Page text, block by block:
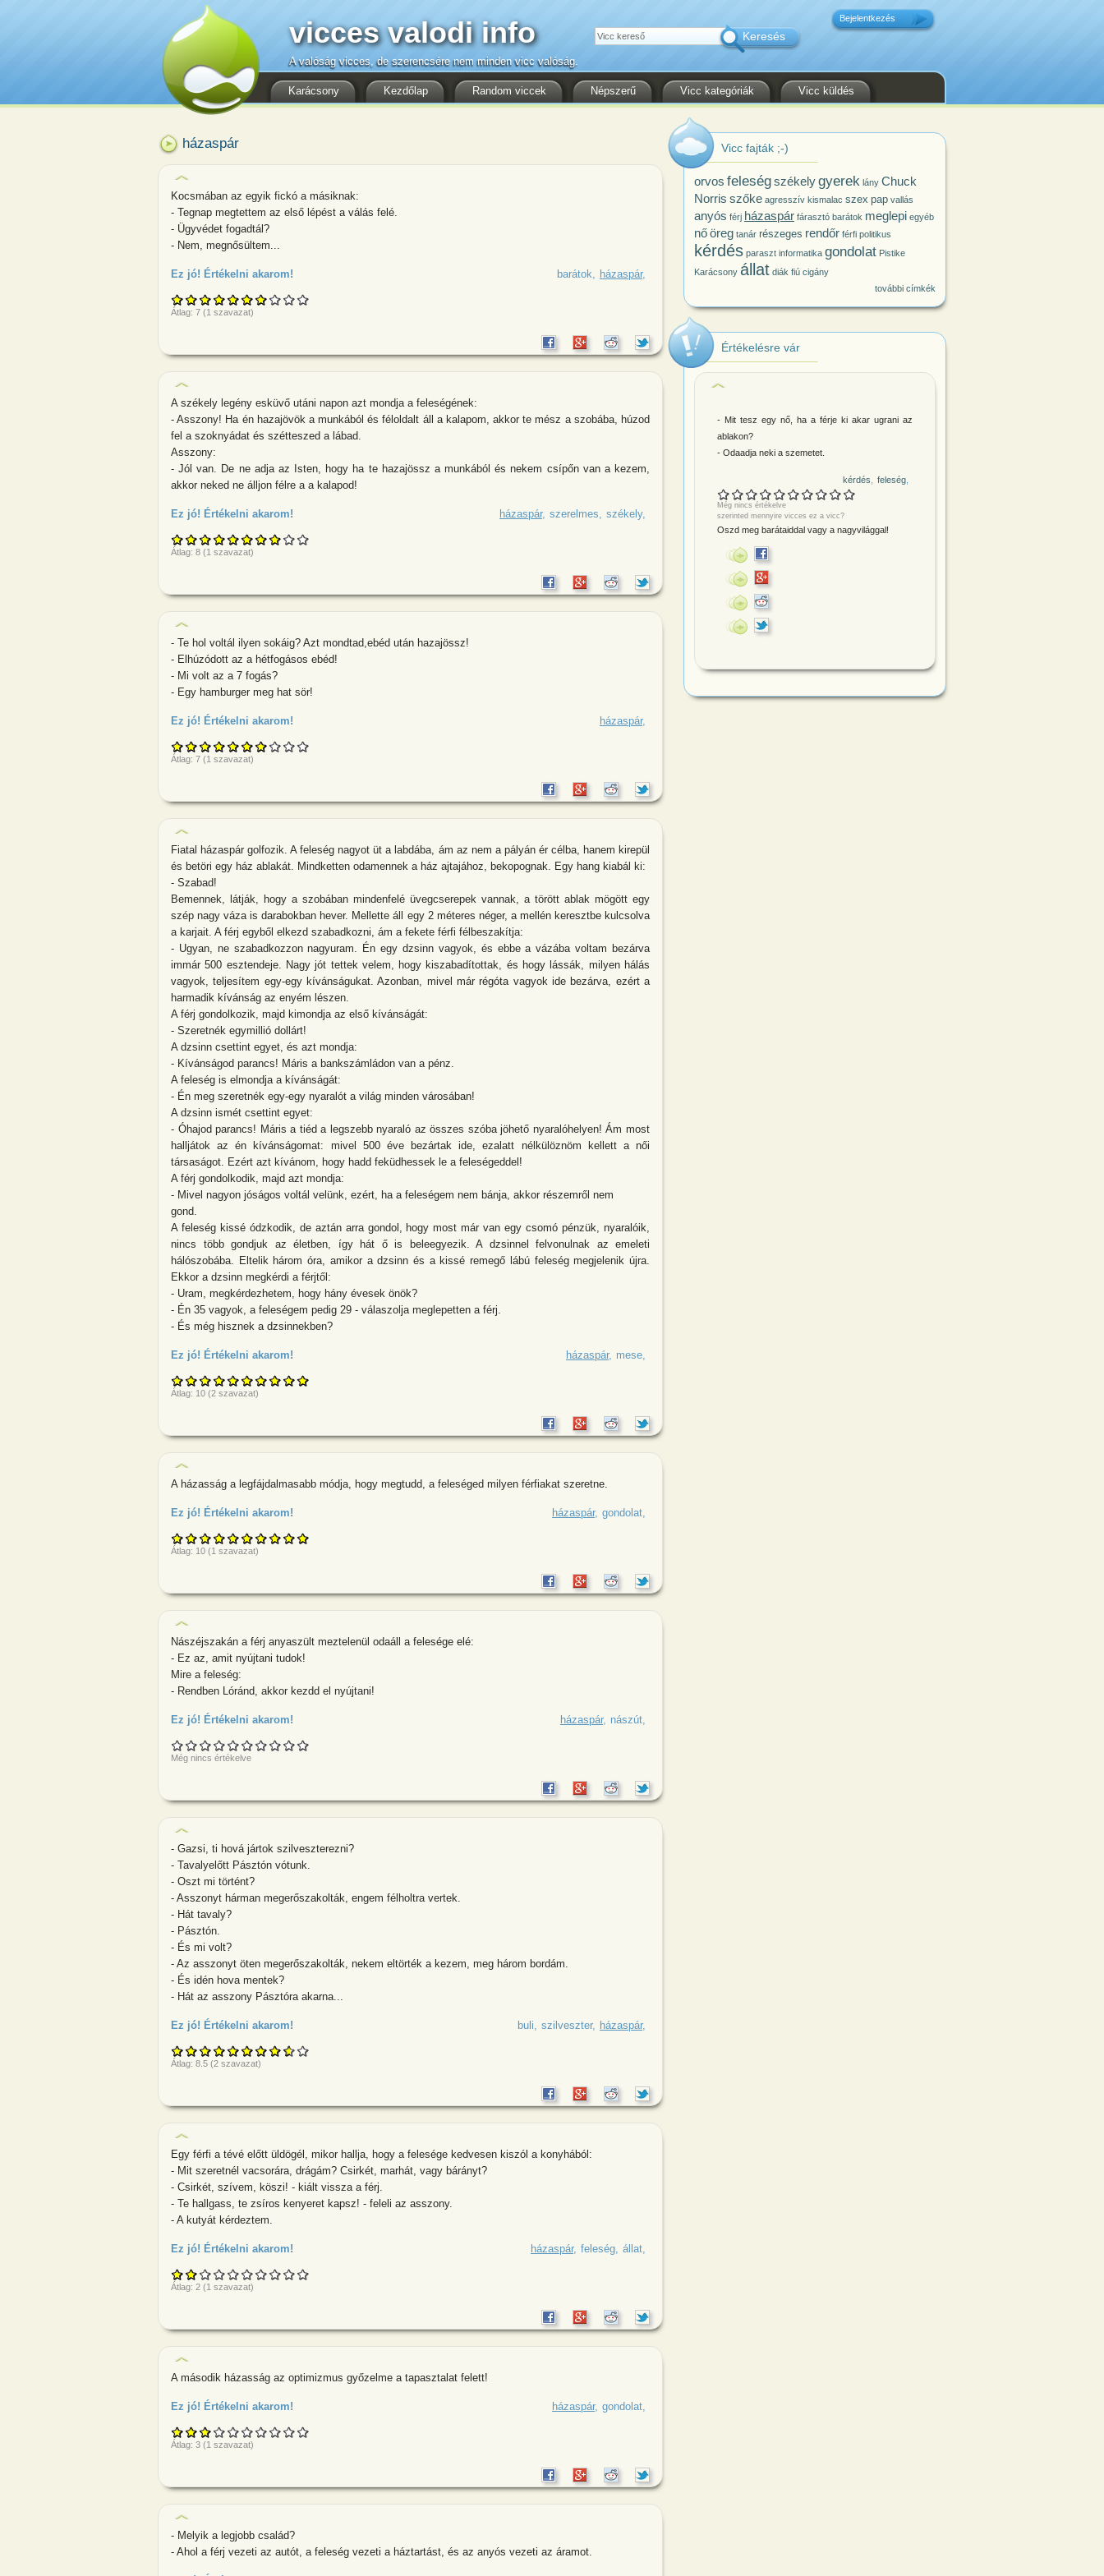
Karácsony Kezdőlap Random viccek Népszerű Vicc kategóriák Vicc küldés
vicces valodi info
A valóság vicces, de szerencsére nem minden vicc valóság.
Bejelentkezés
Keresés
házaspár
Kocsmában az egyik fickó a másiknak:
- Tegnap megtettem az első lépést a válás felé.
- Ügyvédet fogadtál?
- Nem, megnősültem...
házaspár
barátok
Ez jó! Értékelni akarom! about Kocsmában az egyik fickó a másiknak: - Tegnap
Átlag: 7 (1 szavazat)
A székely legény esküvő utáni napon azt mondja a feleségének:
- Asszony! Ha én hazajövök a munkából és féloldalt áll a kalapom, akkor te mész a szobába, húzod
fel a szoknyádat és szétteszed a lábad.
Asszony:
- Jól van. De ne adja az Isten, hogy ha te hazajössz a munkából és nekem csípőn van a kezem,
akkor neked ne álljon félre a a kalapod!
székely
szerelmes
házaspár
Ez jó! Értékelni akarom! about A székely legény esküvő utáni napon azt mondja
Átlag: 8 (1 szavazat)
- Te hol voltál ilyen sokáig? Azt mondtad,ebéd után hazajössz!
- Elhúzódott az a hétfogásos ebéd!
- Mi volt az a 7 fogás?
- Egy hamburger meg hat sör!
házaspár
Ez jó! Értékelni akarom!
Átlag: 7 (1 szavazat)
Fiatal házaspár golfozik. A feleség nagyot üt a labdába, ám az nem a pályán ér célba, hanem kirepül
és betöri egy ház ablakát. Mindketten odamennek a ház ajtajához, bekopognak. Egy hang kiabál ki:
- Szabad!
Bemennek, látják, hogy a szobában mindenfelé üvegcserepek vannak, a törött ablak mögött egy
szép nagy váza is darabokban hever. Mellette áll egy 2 méteres néger, a mellén keresztbe kulcsolva
a karjait. A férj egyből elkezd szabadkozni, ám a fekete férfi félbeszakítja:
- Ugyan, ne szabadkozzon nagyuram. Én egy dzsinn vagyok, és ebbe a vázába voltam bezárva
immár 500 esztendeje. Nagy jót tettek velem, hogy kiszabadítottak, és hogy lássák, milyen hálás
vagyok, teljesítem egy-egy kívánságukat. Azonban, mivel már régóta vagyok ide bezárva, ezért a
harmadik kívánság az enyém lészen.
A férj gondolkozik, majd kimondja az első kívánságát:
- Szeretnék egymillió dollárt!
A dzsinn csettint egyet, és azt mondja:
- Kívánságod parancs! Máris a bankszámládon van a pénz.
A feleség is elmondja a kívánságát:
- Én meg szeretnék egy-egy nyaralót a világ minden városában!
A dzsinn ismét csettint egyet:
- Óhajod parancs! Máris a tiéd a legszebb nyaraló az összes szóba jöhető nyaralóhelyen! Ám most
halljátok az én kívánságomat: mivel 500 éve bezártak ide, ezalatt nélkülöznöm kellett a női
társaságot. Ezért azt kívánom, hogy hadd feküdhessek le a feleségeddel!
A férj gondolkodik, majd azt mondja:
- Mivel nagyon jóságos voltál velünk, ezért, ha a feleségem nem bánja, akkor részemről nem
gond.
A feleség kissé ódzkodik, de aztán arra gondol, hogy most már van egy csomó pénzük, nyaralóik,
nincs több gondjuk az életben, így hát ő is beleegyezik. A dzsinnel felvonulnak az emeleti
hálószobába. Eltelik három óra, amikor a dzsinn és a kissé remegő lábú feleség megjelenik újra.
Ekkor a dzsinn megkérdi a férjtől:
- Uram, megkérdezhetem, hogy hány évesek önök?
- Én 35 vagyok, a feleségem pedig 29 - válaszolja meglepetten a férj.
- És még hisznek a dzsinnekben?
mese
házaspár
Ez jó! Értékelni akarom!
Átlag: 10 (2 szavazat)
A házasság a legfájdalmasabb módja, hogy megtudd, a feleséged milyen férfiakat szeretne.
gondolat
házaspár
Ez jó! Értékelni akarom!
Átlag: 10 (1 szavazat)
Nászéjszakán a férj anyaszült meztelenül odaáll a felesége elé:
- Ez az, amit nyújtani tudok!
Mire a feleség:
- Rendben Lóránd, akkor kezdd el nyújtani!
nászút
házaspár
Ez jó! Értékelni akarom!
Még nincs értékelve
- Gazsi, ti hová jártok szilveszterezni?
- Tavalyelőtt Pásztón vótunk.
- Oszt mi történt?
- Asszonyt hárman megerőszakolták, engem félholtra vertek.
- Hát tavaly?
- Pásztón.
- És mi volt?
- Az asszonyt öten megerőszakolták, nekem eltörték a kezem, meg három bordám.
- És idén hova mentek?
- Hát az asszony Pásztóra akarna...
házaspár
szilveszter
buli
Ez jó! Értékelni akarom!
Átlag: 8.5 (2 szavazat)
Egy férfi a tévé előtt üldögél, mikor hallja, hogy a felesége kedvesen kiszól a konyhából:
- Mit szeretnél vacsorára, drágám? Csirkét, marhát, vagy bárányt?
- Csirkét, szívem, köszi! - kiált vissza a férj.
- Te hallgass, te zsíros kenyeret kapsz! - feleli az asszony.
- A kutyát kérdeztem.
állat
feleség
házaspár
Ez jó! Értékelni akarom! about Egy férfi a tévé előtt üldögél, mikor hallja,
Átlag: 2 (1 szavazat)
A második házasság az optimizmus győzelme a tapasztalat felett!
gondolat
házaspár
Ez jó! Értékelni akarom! about A második házasság az optimizmus győzelme
Átlag: 3 (1 szavazat)
- Melyik a legjobb család?
- Ahol a férj vezeti az autót, a feleség vezeti a háztartást, és az anyós vezeti az áramot.
Vicc fajták ;-)
orvos feleségszékelygyerek lány Chuck
Norris szőke agresszív kismalac szex pap vallás
anyós férj házaspár fárasztó barátok meglepi egyéb
nőöreg tanár részeges rendőr férfi politikus
kérdés paraszt informatika gondolat Pistike
Karácsony állat diák fiú cigány
további címkék
Értékelésre vár
- Mit tesz egy nő, ha a férje ki akar ugrani az
ablakon?
- Odaadja neki a szemetet.
feleség
kérdés
Még nincs értékelve
szerinted mennyire vicces ez a vicc?
Oszd meg barátaiddal vagy a nagyvilággal!